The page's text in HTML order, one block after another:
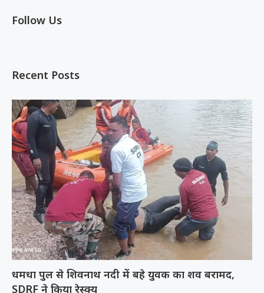
Follow Us
Recent Posts
धमधा पुल से शिवनाथ नदी में बहे युवक का शव बरामद,
SDRF ने किया रेस्क्यू